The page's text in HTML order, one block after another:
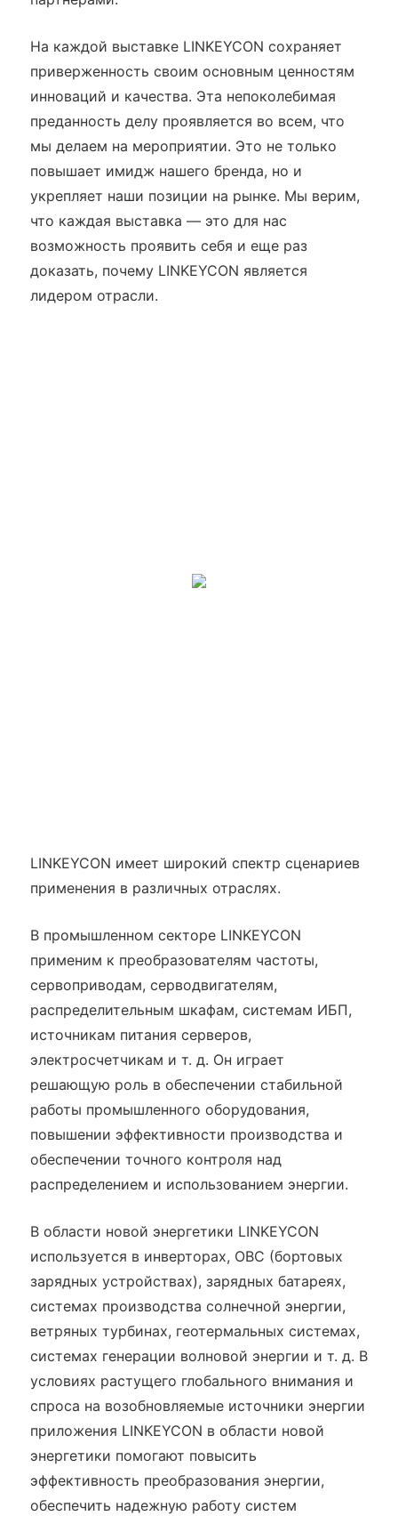
На каждой выставке LINKEYCON сохраняет
приверженность своим основным ценностям
инноваций и качества. Эта непоколебимая
преданность делу проявляется во всем, что
мы делаем на мероприятии. Это не только
повышает имидж нашего бренда, но и
укрепляет наши позиции на рынке. Мы верим,
что каждая выставка — это для нас
возможность проявить себя и еще раз
доказать, почему LINKEYCON является
лидером отрасли.
LINKEYCON имеет широкий спектр сценариев
применения в различных отраслях.
В промышленном секторе LINKEYCON
применим к преобразователям частоты,
сервоприводам, серводвигателям,
распределительным шкафам, системам ИБП,
источникам питания серверов,
электросчетчикам и т. д. Он играет
решающую роль в обеспечении стабильной
работы промышленного оборудования,
повышении эффективности производства и
обеспечении точного контроля над
распределением и использованием энергии.
В области новой энергетики LINKEYCON
используется в инверторах, OBC (бортовых
зарядных устройствах), зарядных батареях,
системах производства солнечной энергии,
ветряных турбинах, геотермальных системах,
системах генерации волновой энергии и т. д. В
условиях растущего глобального внимания и
спроса на возобновляемые источники энергии
приложения LINKEYCON в области новой
энергетики помогают повысить
эффективность преобразования энергии,
обеспечить надежную работу систем